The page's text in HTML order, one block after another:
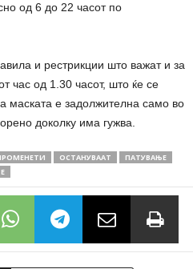
од 6 до 22 часот по
и рестрикции што важат и за
час од 1.30 часот, што ќе се
маската е задолжителна само во
доколку има гужва.
ОСТАНУВААТ
ПАТУВАЊЕ